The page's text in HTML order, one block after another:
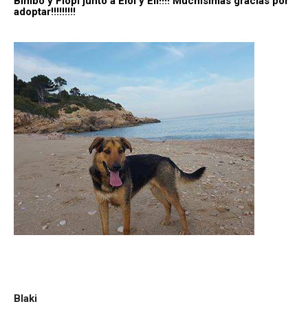
adoptar!!!!!!!!!
Blaki